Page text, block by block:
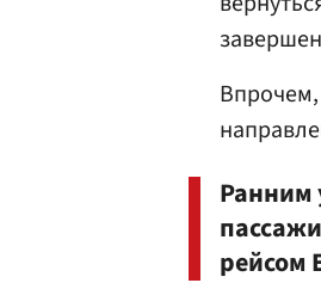
Впрочем,
Ранним
рейсом